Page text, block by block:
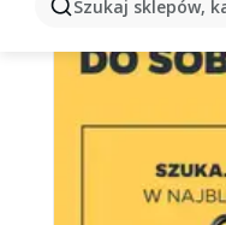
Szukaj sklepów,